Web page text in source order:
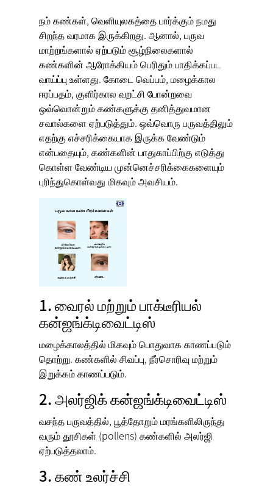
நம் கண்கள், வெளியுலகத்தை பார்க்கும் நமது
சிறந்த வரமாக இருக்கிறது. ஆனால், பருவ
மாற்றங்களால் ஏற்படும் சூழ்நிலைகளால்
கண்களின் ஆரோக்கியம் பெரிதும் பாதிக்கப்பட
வாய்ப்பு உள்ளது. கோடை வெப்பம், மழைக்கால
ஈரப்பதம், குளிர்கால வறட்சி போன்றவை
ஒவ்வொன்றும் கண்களுக்கு தனித்துவமான
சவால்களை ஏற்படுத்தும். ஒவ்வொரு பருவத்திலும்
எதற்கு எச்சரிக்கையாக இருக்க வேண்டும்
என்பதையும், கண்களின் பாதுகாப்பிற்கு எடுத்து
கொள்ள வேண்டிய முன்னெச்சரிக்கைகளையும்
புரிந்துகொள்வது மிகவும் அவசியம்.
1. வைரல் மற்றும் பாக்டீரியல்
கன்ஜங்க்டிவைட்டிஸ்
மழைக்காலத்தில் மிகவும் பொதுவாக காணப்படும்
தொற்று. கண்களில் சிவப்பு, நீர்சொரிவு மற்றும்
இறுக்கம் காணப்படும்.
2. அலர்ஜிக் கன்ஜங்க்டிவைட்டிஸ்
வசந்த பருவத்தில், பூத்தோறும் மரங்களிலிருந்து
வரும் தூசிகள் (pollens) கண்களில் அலர்ஜி
ஏற்படுத்தலாம்.
3. கண் உலர்ச்சி